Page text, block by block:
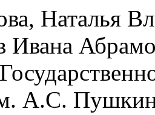
Наталья
Ивана
А.С.